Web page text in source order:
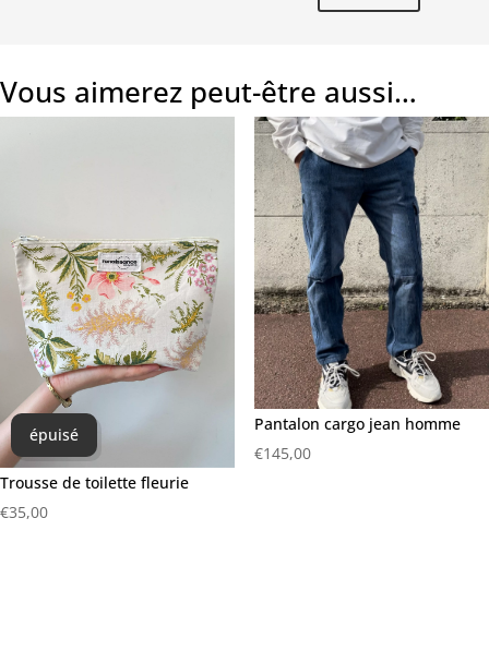
Vous aimerez peut-être aussi…
épuisé
Trousse de toilette fleurie
€35,00
Pantalon cargo jean homme
€145,00